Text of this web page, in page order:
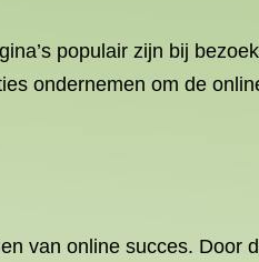
populair zijn bij
ondernemen om de
van online succes. Door